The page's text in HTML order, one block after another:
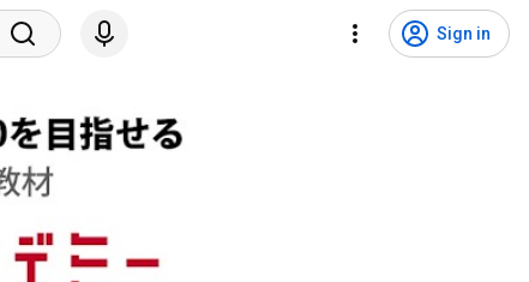
Sign in